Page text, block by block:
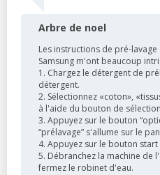
Arbre de noel
Les instructions de pré-
Samsung m'ont beaucoup
1. Chargez le détergent de
détergent.
2. Sélectionnez «coton»,
à l'aide du bouton de
3. Appuyez sur le bouton
“prélavage” s'allume sur le
4. Appuyez sur le bouton
5. Débranchez la machine de
fermez le robinet d'eau.